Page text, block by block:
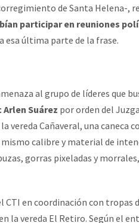
de Santa Helena-,
participar en reuniones
esa última parte de la frase.
al grupo de líderes que
Arlen Suárez por orden del
vereda Cañaveral, una caneca
calibre y material de
gorras pixeladas y
CTI en coordinación con tropas
la vereda El Retiro. Según el